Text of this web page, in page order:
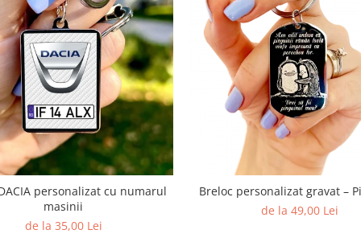
personalizat cu numarul
masinii
de la 35,00 Lei
Breloc personalizat gravat –
de la 49,00 Lei